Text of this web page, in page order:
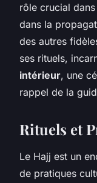
rôle crucial
dans la
des autres
ses rituels,
intérieur, une
rappel de la
Rituels et
Le Hajj est un
de pratiques